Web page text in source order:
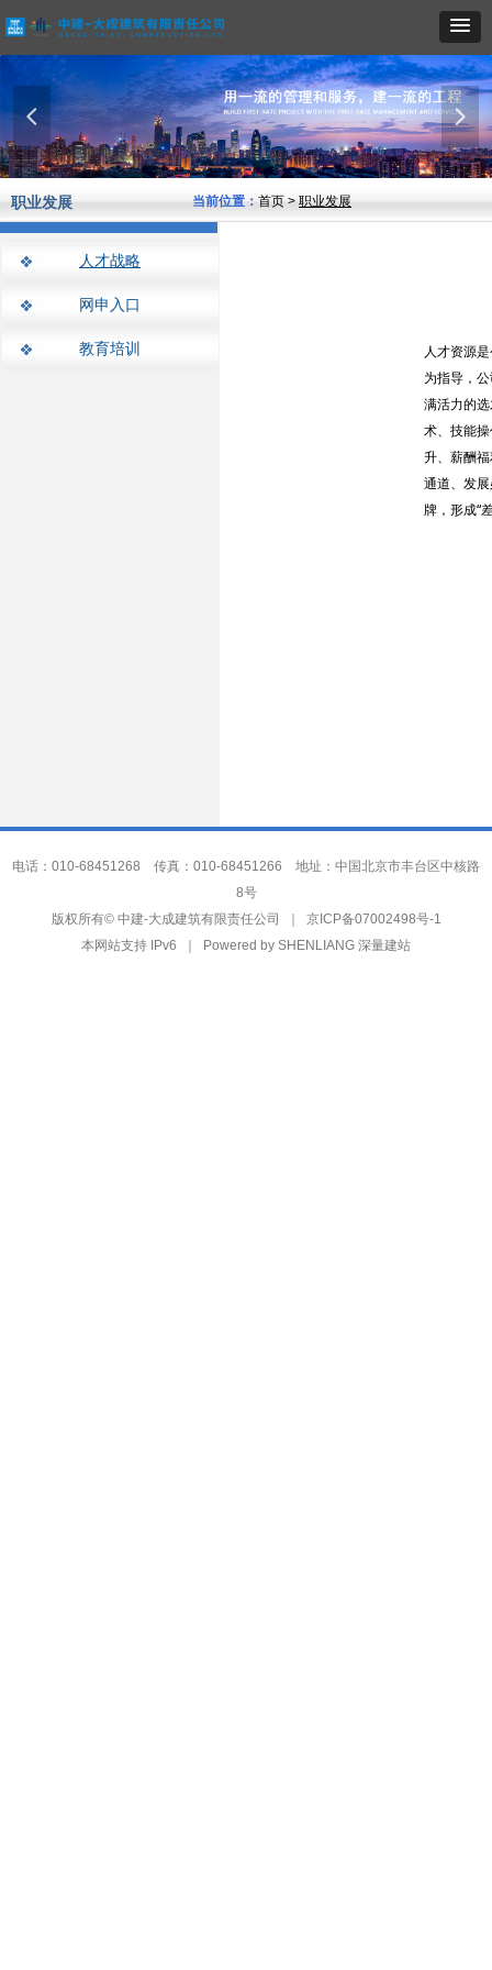
넳 넲
职业发展 当前位置： 首页 > 职业发展
人才资源
为指导，
满活力的
术、技能
升、薪酬
通道、发
牌，形成“
人才战略
网申入口
教育培训
电话：010-68451268 传真：010-68451266 地址：中国北京市丰台区中核路
8号
版权所有© 中建-大成建筑有限责任公司
京ICP备07002498号-1
本网站支持 IPv6 ｜ Powered by SHENLIANG 深量建站